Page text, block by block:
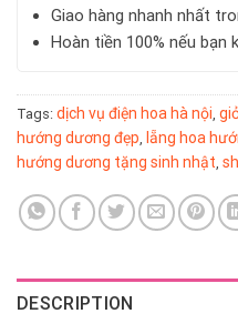
Giao hàng nhanh nhất
Hoàn tiền 100% nếu bạn
Tags: dịch vụ điện hoa hà nội
hướng dương đẹp
lẵng hoa
hướng dương tặng sinh nhật
DESCRIPTION